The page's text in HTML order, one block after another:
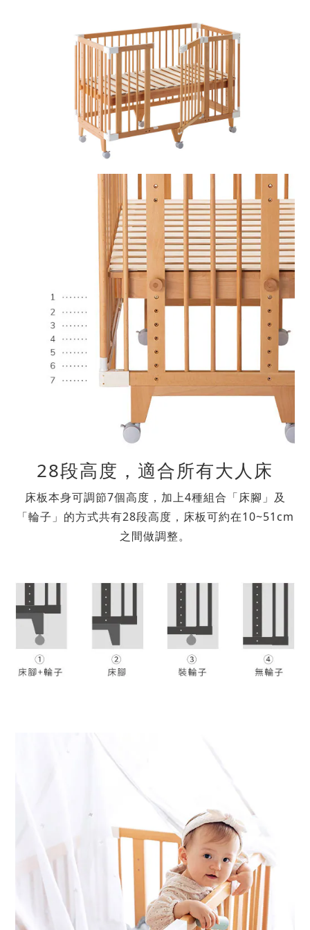
28段高度，適合所有大人床
床板本身可調節7個高度，加上4種組合「床腳」及
「輪子」的方式共有28段高度，床板可約在10~51cm
之間做調整。